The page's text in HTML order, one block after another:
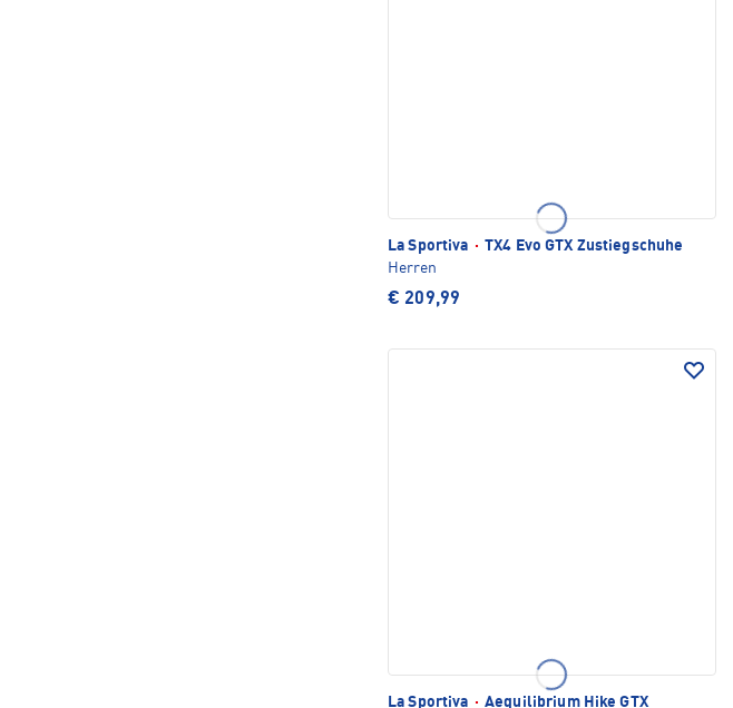
La Sportiva · TX4 Evo GTX Zustiegschuhe
Herren
€ 209,99
La Sportiva · Aequilibrium Hike GTX